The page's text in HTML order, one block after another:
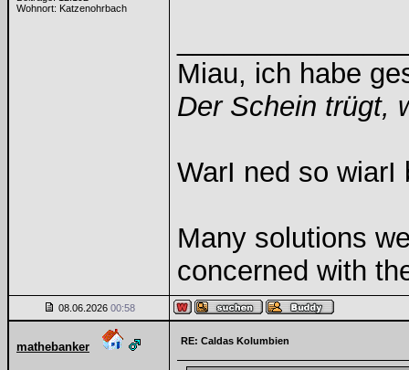
Wohnort: Katzenohrbach
Miau, ich habe
Der Schein trügt,
WarI ned so wiarI
Many solutions
concerned with
08.06.2026 00:58
mathebanker RE: Caldas Kolumbien